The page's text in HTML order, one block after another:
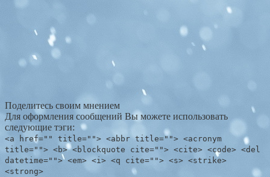
Поделитесь своим мнением
Для оформления сообщений Вы можете использовать
следующие тэги:
<a href="" title=""> <abbr title=""> <acronym
title=""> <b> <blockquote cite=""> <cite> <code> <del
datetime=""> <em> <i> <q cite=""> <s> <strike>
<strong>